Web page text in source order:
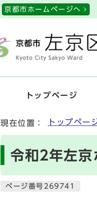
京都市ホームページへ
トップページ
現在位置： トップペー
令和2年左
ページ番号269741